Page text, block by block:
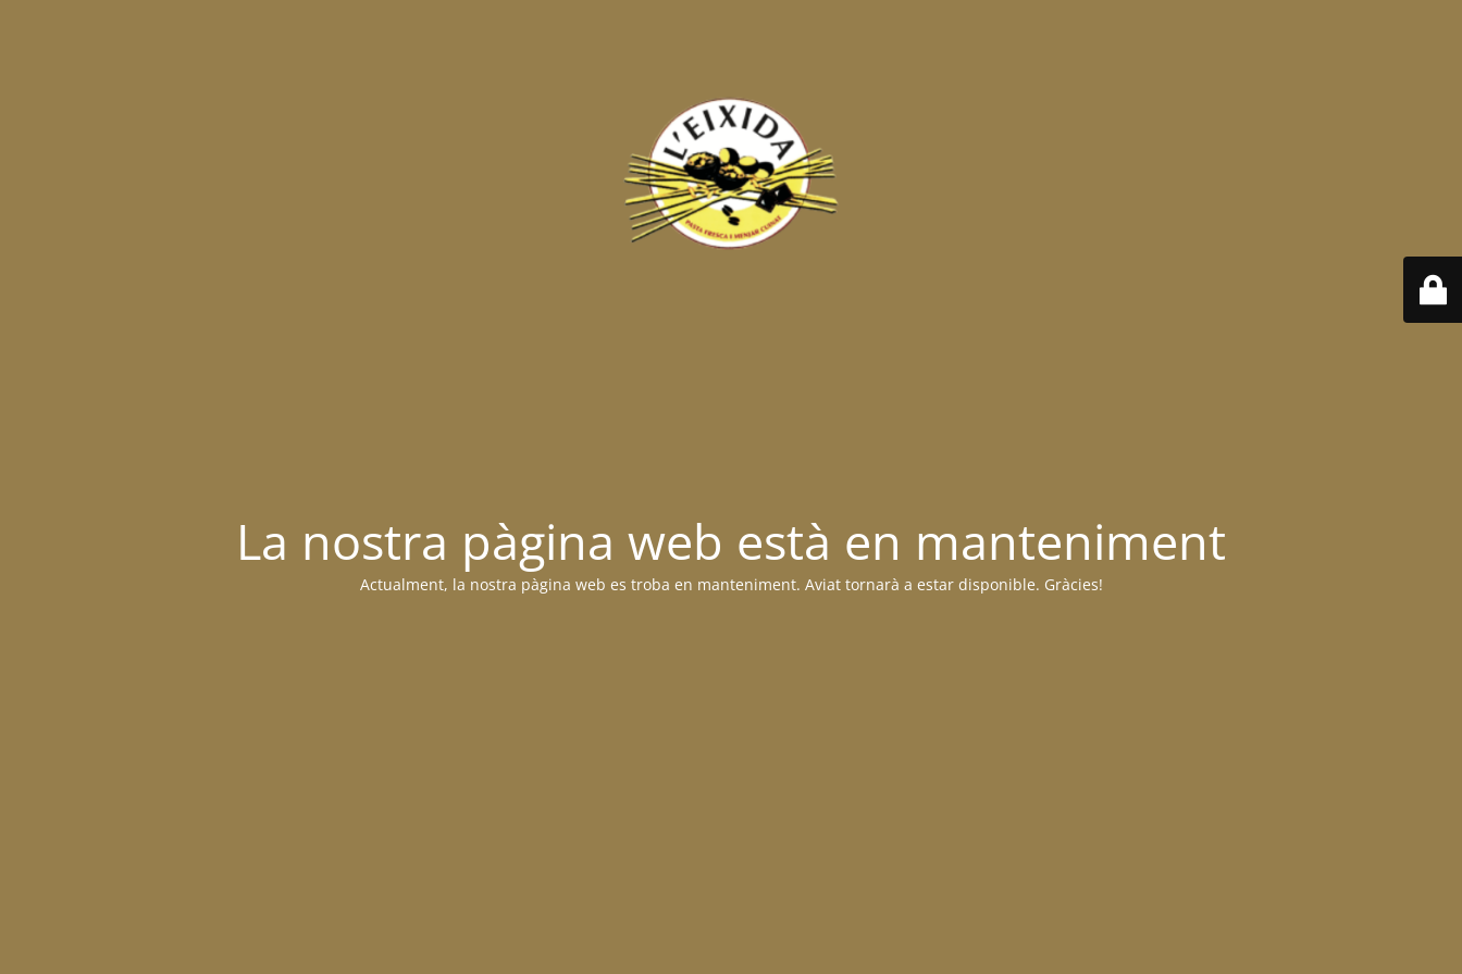
La nostra pàgina web està en manteniment
Actualment, la nostra pàgina web es troba en manteniment. Aviat tornarà a estar disponible. Gràcies!